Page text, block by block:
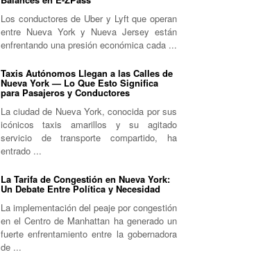
Los conductores de Uber y Lyft que operan
entre Nueva York y Nueva Jersey están
enfrentando una presión económica cada ...
Taxis Autónomos Llegan a las Calles de
Nueva York — Lo Que Esto Significa
para Pasajeros y Conductores
La ciudad de Nueva York, conocida por sus
icónicos taxis amarillos y su agitado
servicio de transporte compartido, ha
entrado ...
La Tarifa de Congestión en Nueva York:
Un Debate Entre Política y Necesidad
La implementación del peaje por congestión
en el Centro de Manhattan ha generado un
fuerte enfrentamiento entre la gobernadora
de ...